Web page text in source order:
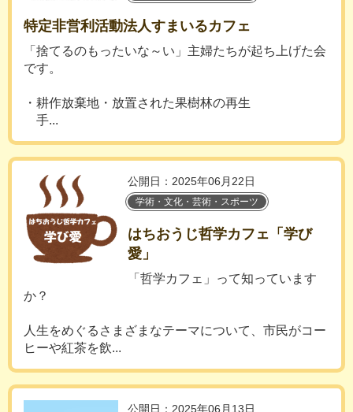
特定非営利活動法人すまいるカフェ
「捨てるのもったいな～い」主婦たちが起ち上げた会
です。
・耕作放棄地・放置された果樹林の再生
手...
公開日：2025年06月22日
学術・文化・芸術・スポーツ
はちおうじ哲学カフェ「学び
愛」
「哲学カフェ」って知っています
か？
人生をめぐるさまざまなテーマについて、市民がコー
ヒーや紅茶を飲...
公開日：2025年06月13日